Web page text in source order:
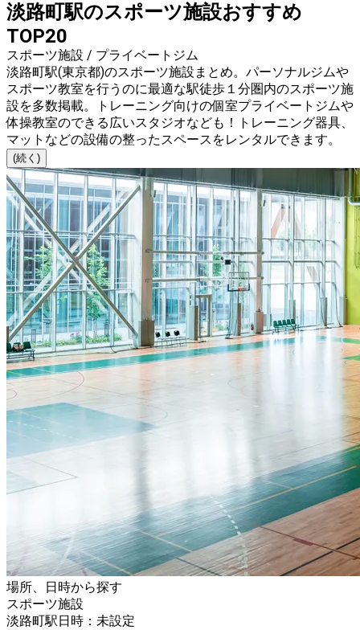
淡路町駅のスポーツ施設おすすめ
TOP20
スポーツ施設 / プライベートジム
淡路町駅(東京都)のスポーツ施設まとめ。パーソナルジムや
スポーツ教室を行うのに最適な駅徒歩１分圏内のスポーツ施
設を多数掲載。トレーニング向けの個室プライベートジムや
体操教室のできる広いスタジオなども！トレーニング器具、
マットなどの設備の整ったスペースをレンタルできます。
(続く)
場所、日時から探す
スポーツ施設
淡路町駅日時：未設定